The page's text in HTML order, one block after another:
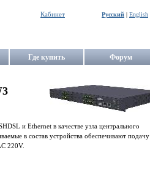
Кабинет Русский | English
Где купить Форум
и Ethernet в качестве узла центрального
в состав устройства обеспечивают подачу
220V.